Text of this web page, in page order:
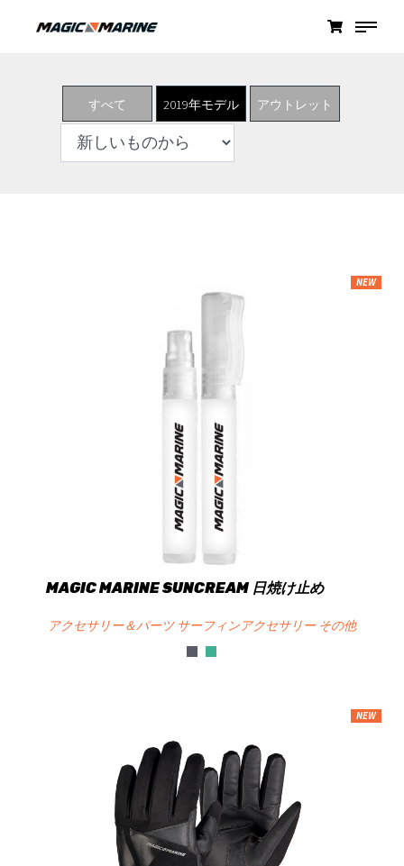
すべて 2019年モデル アウトレット
NEW
MAGIC MARINE SUNCREAM 日焼け止め
アクセサリー＆パーツ サーフィンアクセサリー その他
NEW